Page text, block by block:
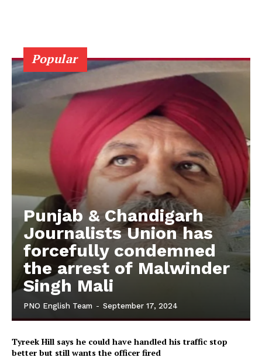
Popular
Punjab & Chandigarh
Journalists Union has
forcefully condemned
the arrest of Malwinder
Singh Mali
PNO English Team - September 17, 2024
Tyreek Hill says he could have handled his traffic stop
better but still wants the officer fired